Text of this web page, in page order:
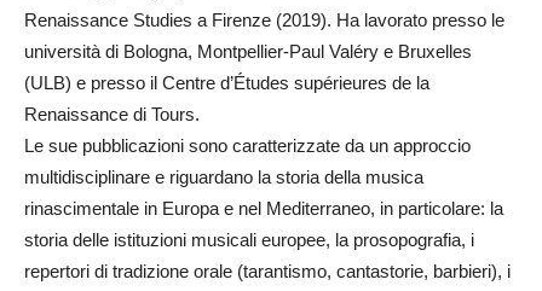
Renaissance Studies a Firenze (2019). Ha lavorato presso le
università di Bologna, Montpellier-Paul Valéry e Bruxelles
(ULB) e presso il Centre d’Études supérieures de la
Renaissance di Tours.
Le sue pubblicazioni sono caratterizzate da un approccio
multidisciplinare e riguardano la storia della musica
rinascimentale in Europa e nel Mediterraneo, in particolare: la
storia delle istituzioni musicali europee, la prosopografia, i
repertori di tradizione orale (tarantismo, cantastorie, barbieri), i